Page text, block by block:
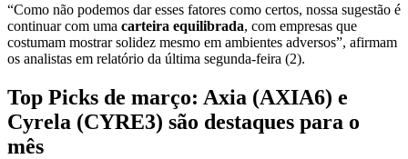
“Como não podemos dar esses fatores como certos, nossa sugestão é
continuar com uma carteira equilibrada, com empresas que
costumam mostrar solidez mesmo em ambientes adversos”, afirmam
os analistas em relatório da última segunda-feira (2).
Top Picks de março: Axia (AXIA6) e
Cyrela (CYRE3) são destaques para o
mês